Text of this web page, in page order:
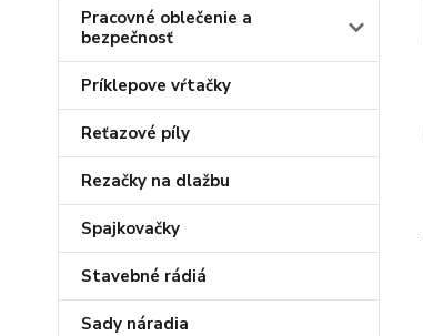
Pracovné oblečenie a
bezpečnosť
Príklepove vŕtačky
Reťazové píly
Rezačky na dlažbu
Spajkovačky
Stavebné rádiá
Sady náradia